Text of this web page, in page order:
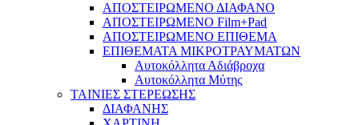
ΑΠΟΣΤΕΙΡΩΜΕΝΟ ΔΙΑΦΑΝΟ
ΑΠΟΣΤΕΙΡΩΜΕΝΟ Film+Pad
ΑΠΟΣΤΕΙΡΩΜΕΝΟ ΕΠΙΘΕΜΑ
ΕΠΙΘΕΜΑΤΑ ΜΙΚΡΟΤΡΑΥΜΑΤΩΝ
Αυτοκόλλητα Αδιάβροχα
Αυτοκόλλητα Μύτης
ΤΑΙΝΙΕΣ ΣΤΕΡΕΩΣΗΣ
ΔΙΑΦΑΝΗΣ